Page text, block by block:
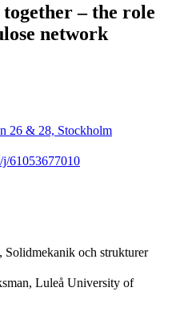
– the role
network
26 & 28, Stockholm
j/61053677010
, Solidmekanik och strukturer
Luleå University of